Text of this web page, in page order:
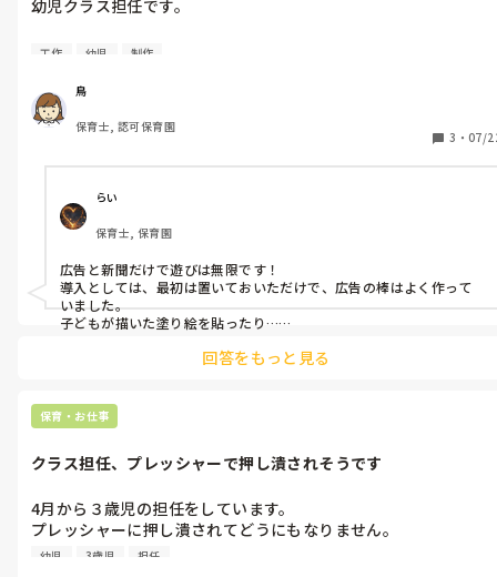
泣いていましたが、どうして保育室から出されたのかまではおそ
明しました。)
子の泣き声を聞いて、他のクラスの先生が様子を見に来ました
が、きっと「言うことを聞かない子を保育室から出しただけの不
適切保育」と思われただろうなと感じました。
なと夜になっても省察しています。
ここ最近「不適切保育」「保育士の資質」問題が話題になってい
る昨今、
「保育室の外に出してクールダウンさせる」方法はやっぱり不適
切なのだと思います。
ただ個別配慮が必要な子が多くなっている中で、あれこれ手を尽
くした結果、結局場面で切り取られて不適切の烙印を押されるの
ただ、これは不適切保育をしなければならなかった言い訳に過ぎ
ず、ニュースで見たような「資質が疑われる保育士」の一員にな
ってしまいますよね。
気分になっています。
皆さんの思う「不適切保育」への考え方を共有していただけると
子どもと相性合う合わないあります。特性を持つ子どもなら
す‥🥺
幼児クラス担任です。
わたしの勤める園では空き箱や廃材、葉っぱなどの自然物を使っ
ん。
わたし自身が幼少期だった頃、廃材遊びがとにかく好きで楽しか
った記憶があり、全員が楽しめなくても子どもたちにも楽しさを
ただ、今まで一斉保育中心で比較的「型にはめる」思想の園であ
ったためか「自分で発想する」「創造し楽しむ」子が少なく、
いざ工作の機会を設けてみても年長児すらどうしたら良いか分か
らず硬直する子も多く見ます。
わたしなりに導入など工夫しましたが、力不足です。
「やってみてほしい」の押し付けもこちらのエゴだし、今まで園
にかなるものでも無いし、
いましたが……。
で、なんの疑いも持たずに型にはめ続け「保育士が用意したもの
にならないようなモヤモヤする感情があり、一歩ずつでも挑戦し
ていけたら良いなと考えています。
工作 幼児 制作
鳥
保育士, 認可保育園
3 ・ 07/
らい
保育士, 保育園
広告と新聞だけで遊びは無限です！
導入としては、最初は置いておいただけで、広告の棒はよく作って
いました。
子どもが描いた塗り絵を貼ったり…
ソレを見て同じ物が作りたい！と自分で工夫して作っていました。
まずは何もないところからでもいいのではないでしょうか？
保育士が作った物をさりげなく置いておいたり飾っておくと興味を
保育士が楽しむのが一番伝わると思います☺️
回答をもっと見る
保育・お仕事
クラス担任、プレッシャーで押し潰されそうです
4月から３歳児の担任をしています。
プレッシャーに押し潰されてどうにもなりません。
幼児 3歳児 担任